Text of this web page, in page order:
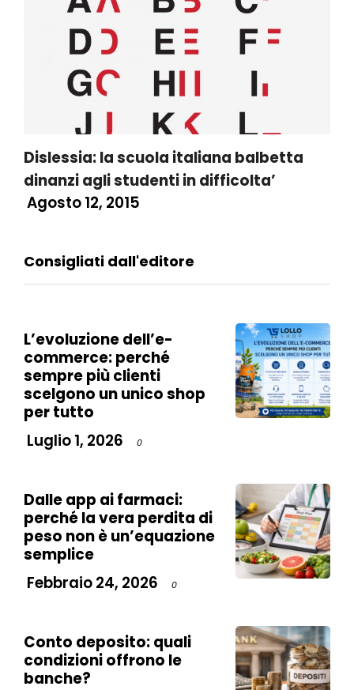
Dislessia: la scuola italiana balbetta
dinanzi agli studenti in difficolta’
Agosto 12, 2015
Consigliati dall'editore
L’evoluzione dell’e-
commerce: perché
sempre più clienti
scelgono un unico shop
per tutto
Luglio 1, 2026
0
Dalle app ai farmaci:
perché la vera perdita di
peso non è un’equazione
semplice
Febbraio 24, 2026
0
Conto deposito: quali
condizioni offrono le
banche?